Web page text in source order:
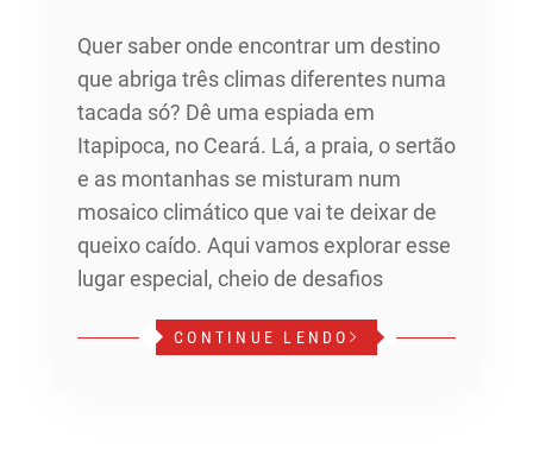
Quer saber onde encontrar um destino
que abriga três climas diferentes numa
tacada só? Dê uma espiada em
Itapipoca, no Ceará. Lá, a praia, o sertão
e as montanhas se misturam num
mosaico climático que vai te deixar de
queixo caído. Aqui vamos explorar esse
lugar especial, cheio de desafios
CONTINUE LENDO